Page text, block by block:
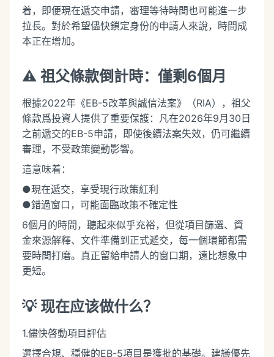
着，即便現在遞交申請，審理等待時間也可能進一步
拉長。對於希望儘快鎖定身份的申請人來說，時間成
本正在增加。
⚠️ 祖父條款倒計時：僅剩6個月
根據2022年《EB-5改革與誠信法案》（RIA），祖父
條款爲投資人提供了重要保護：凡在2026年9月30日
之前遞交的EB-5申請，即使後續法案失效，仍可繼續
審理，不受政策變動影響。
這意味着：
●現在遞交，享受現行政策紅利
●錯過窗口，可能面臨政策不確定性
6個月的時間，聽起來似乎充裕，但從項目篩選、資
金來源解釋、文件準備到正式遞交，每一個環節都需
要時間打磨。真正留給申請人的窗口期，遠比想象中
更短。
💡 现在应该做什么？
1.儘快啓動項目評估
選擇合規、穩健的EB-5項目是獲批的基礎。建議優先